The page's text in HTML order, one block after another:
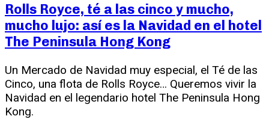
Rolls Royce, té a las cinco y mucho,
mucho lujo: así es la Navidad en el hotel
The Peninsula Hong Kong
Un Mercado de Navidad muy especial, el Té de las
Cinco, una flota de Rolls Royce… Queremos vivir la
Navidad en el legendario hotel The Peninsula Hong
Kong.